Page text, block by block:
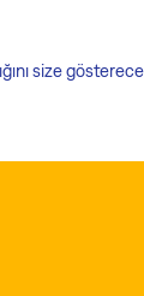
size